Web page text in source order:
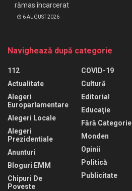
rămas încarcerat
6 AUGUST 2026
Navighează după categorie
112
Actualitate
Alegeri
Europarlamentare
Alegeri Locale
Alegeri
Prezidentiale
Anunturi
Bloguri EMM
Chipuri De
Poveste
COVID-19
Cultură
Editorial
Educaţie
Fără Categorie
Monden
Opinii
Politică
Publicitate